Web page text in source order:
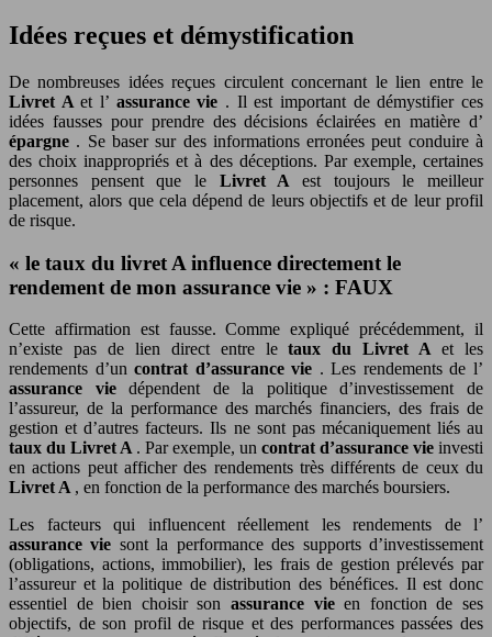
Idées reçues et démystification
De nombreuses idées reçues circulent concernant le lien entre le
Livret Aet l’ assurance vie . Il est important de démystifier ces
idées fausses pour prendre des décisions éclairées en matière d’
épargne . Se baser sur des informations erronées peut conduire à
des choix inappropriés et à des déceptions. Par exemple, certaines
personnes pensent que le Livret Aest toujours le meilleur
placement, alors que cela dépend de leurs objectifs et de leur profil
de risque.
« le taux du livret A influence directement le
rendement de mon assurance vie » : FAUX
Cette affirmation est fausse. Comme expliqué précédemment, il
n’existe pas de lien direct entre letaux du Livret Aet les
rendements d’uncontrat d’assurance vie . Les rendements de l’
assurance viedépendent de la politique d’investissement de
l’assureur, de la performance des marchés financiers, des frais de
gestion et d’autres facteurs. Ils ne sont pas mécaniquement liés au
taux du Livret A . Par exemple, un contrat d’assurance vie investi
en actions peut afficher des rendements très différents de ceux du
Livret A , en fonction de la performance des marchés boursiers.
Les facteurs qui influencent réellement les rendements de l’
assurance vie sont la performance des supports d’investissement
(obligations, actions, immobilier), les frais de gestion prélevés par
l’assureur et la politique de distribution des bénéfices. Il est donc
essentiel de bien choisir son assurance vieen fonction de ses
objectifs, de son profil de risque et des performances passées des